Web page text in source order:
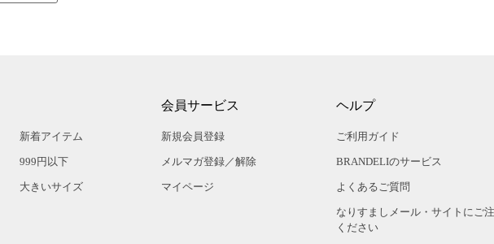
新着アイテム
999円以下
大きいサイズ
会員サービス
新規会員登録
メルマガ登録／解除
マイページ
ヘルプ
ご利用ガイド
BRANDELIのサービス
よくあるご質問
なりすましメール・サイトにご
ください